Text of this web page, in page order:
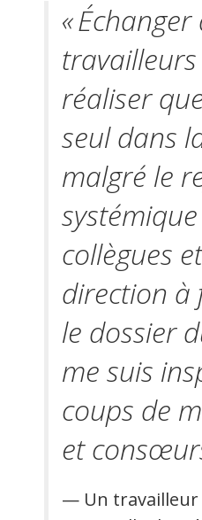
« Échanger
travailleurs
réaliser
seul dans
malgré le
collègues
direction à
le dossier
me suis
coups de
et
— Un travailleur